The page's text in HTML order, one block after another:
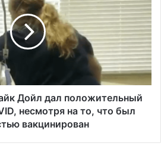
Дойл дал положительный
несмотря на то, что был
вакцинирован